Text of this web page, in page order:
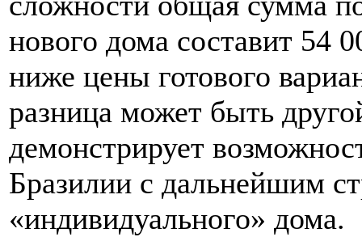
нового дома составит 54
ниже цены готового
разница может быть
демонстрирует
Бразилии с дальнейшим
«индивидуального» дома.